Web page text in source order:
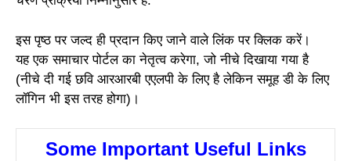
इस पृष्ठ पर जल्द ही प्रदान किए जाने वाले लिंक पर क्लिक करें।
यह एक समाचार पोर्टल का नेतृत्व करेगा, जो नीचे दिखाया गया है
(नीचे दी गई छवि आरआरबी एएलपी के लिए है लेकिन समूह डी के लिए
लॉगिन भी इस तरह होगा)।
Some Important Useful Links